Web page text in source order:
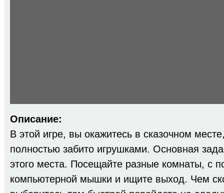
Описание:
В этой игре, вы окажитесь в сказочном
полностью забито игрушками. Основная
этого места. Посещайте разные комнаты, с
компьютерной мышки и ищите выход. Чем